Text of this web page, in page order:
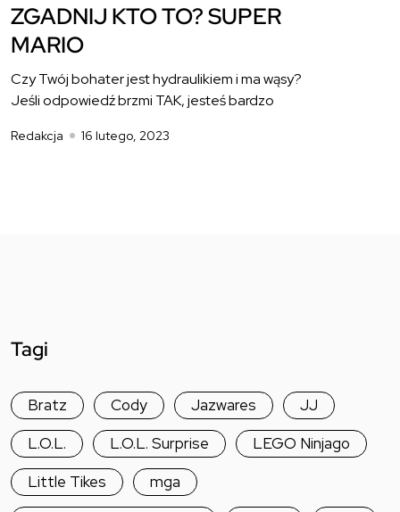
ZGADNIJ KTO TO? SUPER
MARIO
Czy Twój bohater jest hydraulikiem i ma wąsy?
Jeśli odpowiedź brzmi TAK, jesteś bardzo
Redakcja 16 lutego, 2023
Tagi
Bratz Cody Jazwares
JJ
L.O.L.
L.O.L. Surprise
LEGO Ninjago
Little Tikes
mga